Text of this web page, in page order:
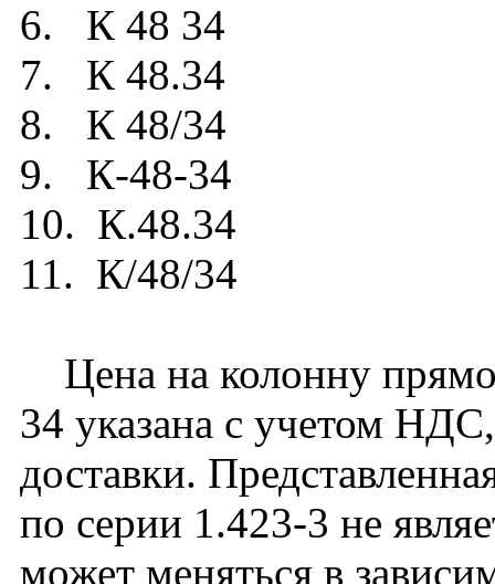
6. К 48 34
7. К 48.34
8. К 48/34
9. К-48-34
10. К.48.34
11. К/48/34
Цена на колонну
34 указана с учетом НДС,
доставки.
по серии 1.423-3 не
может меняться в